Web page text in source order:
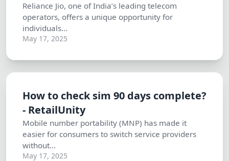
Reliance Jio, one of India’s leading telecom
operators, offers a unique opportunity for
individuals...
May 17, 2025
How to check sim 90 days complete?
- RetailUnity
Mobile number portability (MNP) has made it
easier for consumers to switch service providers
without...
May 17, 2025